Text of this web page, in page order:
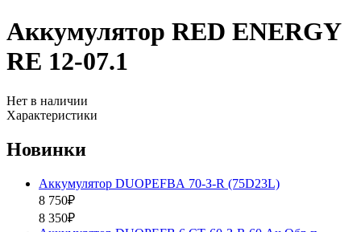
Аккумулятор RED ENERGY
RE 12-07.1
Нет в наличии
Характеристики
Новинки
Аккумулятор DUOPEFBА 70-З-R (75D23L)
8 750₽
8 350₽